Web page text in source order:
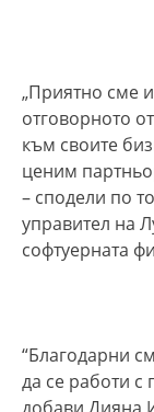
„Приятно сме
отговорното
към своите
ценим
– сподели по
управител на
софтуерната
“Благодарни
да се работи с